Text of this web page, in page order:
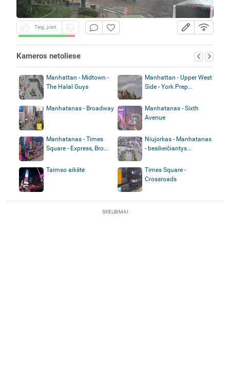
Teig. įvert.
Kameros netoliese
Manhattan - Midtown -
The Halal Guys
Manhattan - Upper West
Side - York Prep...
Manhatanas - Broadway
Manhatanas - Sixth
Avenue
Manhatanas - Times
Square - Express, Bro...
Niujorkas - Manhatanas
- besikeičiantys...
Taimso aikštė
Times Square -
Crossroads
SKELBIMAI